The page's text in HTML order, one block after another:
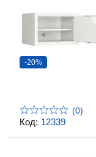
Код: 12339
-20%
(0)